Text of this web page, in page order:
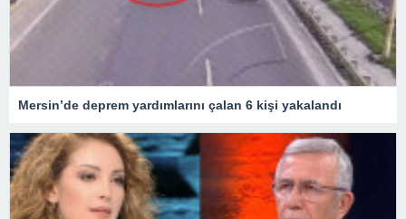
Mersin’de deprem yardımlarını çalan 6 kişi yakalandı